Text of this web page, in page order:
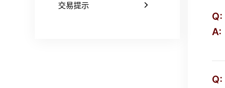
交易提示
Q:
A:
Q: